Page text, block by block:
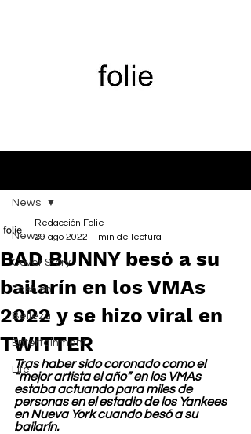
News
Cover Story
Fashion
Belleza
Entertainment
Life
News
BAD BUNNY besó a su
bailarín en los VMAs
2022 y se hizo viral en
TWITTER
Redacción Folie
29 ago 2022 1 min de lectura
Tras haber sido coronado como el
“mejor artista el año” en los VMAs
estaba actuando para miles de
personas en el estadio de los Yankees
en Nueva York cuando besó a su
bailarín.